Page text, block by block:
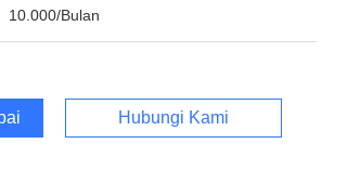
10.000/Bulan
Hubungi Kami